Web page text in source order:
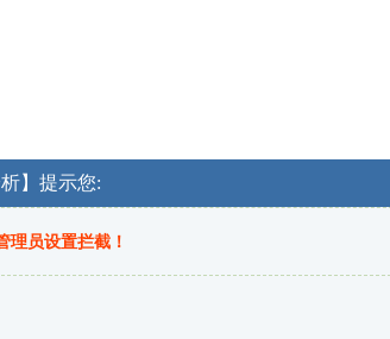
】提示您:
理员设置拦截！